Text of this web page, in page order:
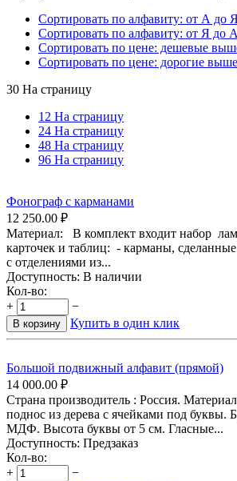
Сортировать по алфавиту: от А до
Сортировать по алфавиту: от Я до А
Сортировать по цене: дешевые
Сортировать по цене: дорогие выше
30 На страницу
12 На страницу
24 На страницу
48 На страницу
96 На страницу
Фонограф с карманами
12 250.00 ₽
Материал: В комплект входит набор
карточек и таблиц: - карманы,
с отделениями из...
Доступность: В наличии
Кол-во:
+
−
В корзину Купить в один клик
Большой подвижный алфавит (прямой)
14 000.00 ₽
Страна производитель : Россия.
поднос из дерева с ячейками под буквы.
МДФ. Высота буквы от 5 см. Гласные...
Доступность: Предзаказ
Кол-во:
+
−